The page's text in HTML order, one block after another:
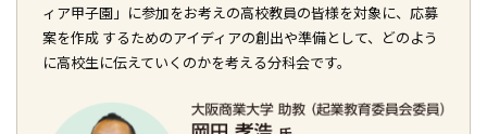
ィア甲子園」に参加をお考えの高校教員の皆様を対象に、応募
案を作成 するためのアイディアの創出や準備として、どのよう
に高校生に伝えていくのかを考える分科会です。